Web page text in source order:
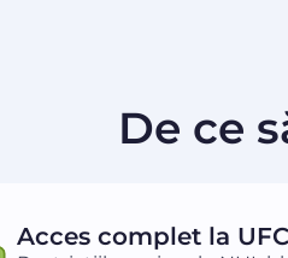
De ce
Acces complet la